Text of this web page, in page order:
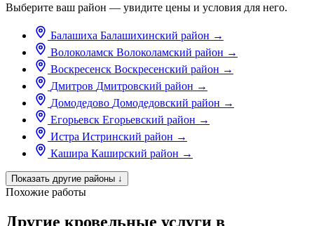
Выберите ваш район — увидите цены и условия для него.
Балашиха Балашихинский район →
Волоколамск Волоколамский район →
Воскресенск Воскресенский район →
Дмитров Дмитровский район →
Домодедово Домодедовский район →
Егорьевск Егорьевский район →
Истра Истринский район →
Кашира Каширский район →
Показать другие районы ↓
Похожие работы
Другие кровельные услуги в